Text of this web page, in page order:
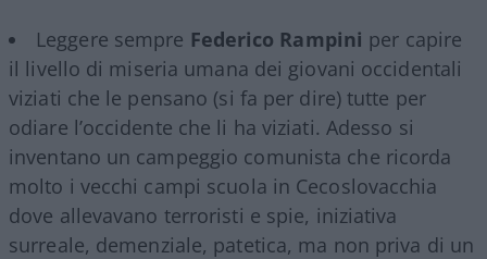
Leggere sempre Federico Rampini per capire
il livello di miseria umana dei giovani occidentali
viziati che le pensano (si fa per dire) tutte per
odiare l’occidente che li ha viziati. Adesso si
inventano un campeggio comunista che ricorda
molto i vecchi campi scuola in Cecoslovacchia
dove allevavano terroristi e spie, iniziativa
surreale, demenziale, patetica, ma non priva di un